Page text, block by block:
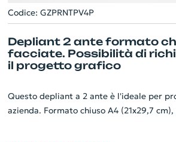
Codice: GZPRNTPV4P
Depliant 2 ante formato
facciate. Possibilità di
il progetto grafico
Questo depliant a 2 ante è l'ideale per
azienda. Formato chiuso A4 (21x29,7